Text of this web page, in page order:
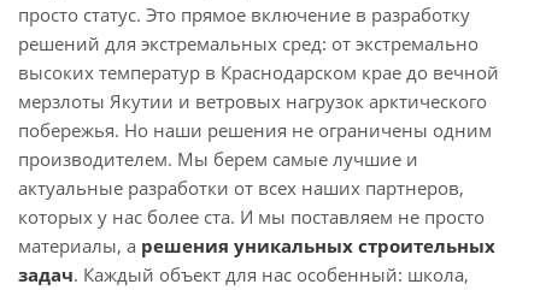
просто статус. Это прямое включение в разработку
решений для экстремальных сред: от экстремально
высоких температур в Краснодарском крае до вечной
мерзлоты Якутии и ветровых нагрузок арктического
побережья. Но наши решения не ограничены одним
производителем. Мы берем самые лучшие и
актуальные разработки от всех наших партнеров,
которых у нас более ста. И мы поставляем не просто
материалы, а решения уникальных строительных
задач. Каждый объект для нас особенный: школа,